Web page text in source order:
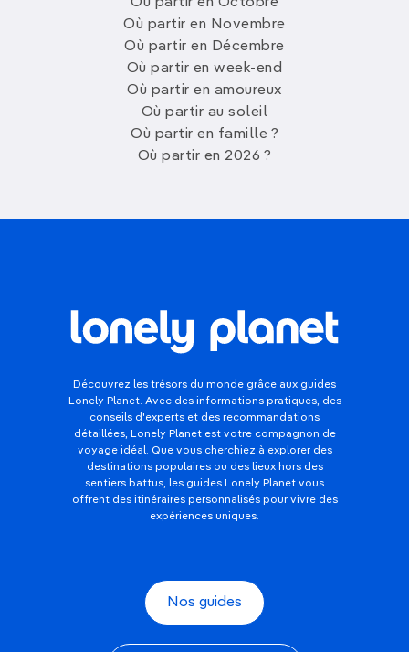
Où partir en Novembre
Où partir en Décembre
Où partir en week-end
Où partir en amoureux
Où partir au soleil
Où partir en famille ?
Où partir en 2026 ?
Découvrez les trésors du monde grâce aux guides
Lonely Planet. Avec des informations pratiques, des
conseils d'experts et des recommandations
détaillées, Lonely Planet est votre compagnon de
voyage idéal. Que vous cherchiez à explorer des
destinations populaires ou des lieux hors des
sentiers battus, les guides Lonely Planet vous
offrent des itinéraires personnalisés pour vivre des
expériences uniques.
Nos guides